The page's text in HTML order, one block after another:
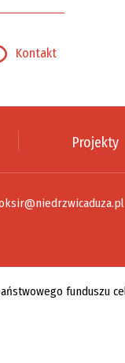
Kontakt
Projekty